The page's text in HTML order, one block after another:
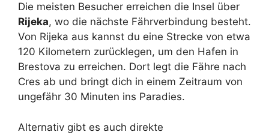
Die meisten Besucher erreichen die Insel über
Rijeka, wo die nächste Fährverbindung besteht.
Von Rijeka aus kannst du eine Strecke von etwa
120 Kilometern zurücklegen, um den Hafen in
Brestova zu erreichen. Dort legt die Fähre nach
Cres ab und bringt dich in einem Zeitraum von
ungefähr 30 Minuten ins Paradies.
Alternativ gibt es auch direkte